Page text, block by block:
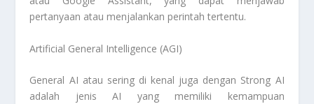
pertanyaan atau menjalankan perintah tertentu.
Artificial General Intelligence (AGI)
General AI atau sering di kenal juga dengan Strong AI
adalah jenis AI yang memiliki kemampuan